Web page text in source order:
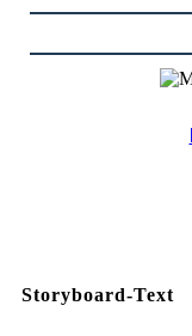
Storyboard-Text